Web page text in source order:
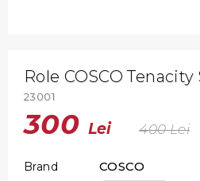
Role COSCO Tenacity
23001
300 Lei 400Lei
Brand COSCO